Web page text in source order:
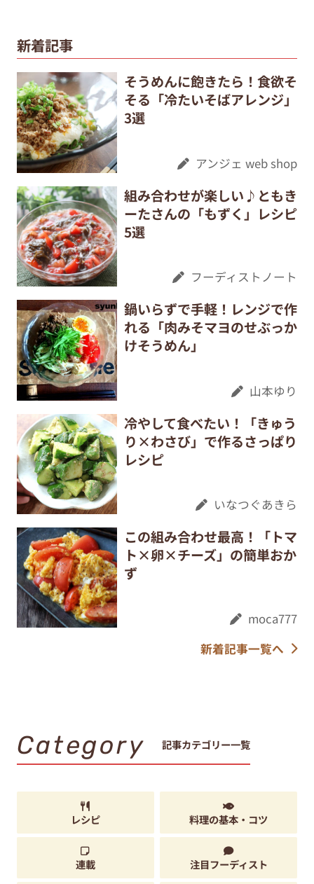
新着記事
そうめんに飽きたら！食欲そ
そる「冷たいそばアレンジ」
3選
アンジェ web shop
組み合わせが楽しい♪ともき
ーたさんの「もずく」レシピ
5選
フーディストノート
鍋いらずで手軽！レンジで作
れる「肉みそマヨのせぶっか
けそうめん」
山本ゆり
冷やして食べたい！「きゅう
り×わさび」で作るさっぱり
レシピ
いなつぐあきら
この組み合わせ最高！「トマ
ト×卵×チーズ」の簡単おか
ず
moca777
新着記事一覧へ
Category 記事カテゴリー一覧
レシピ 料理の基本・コツ
連載 注目フーディスト